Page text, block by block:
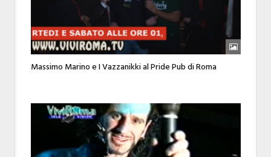
Massimo Marino e I Vazzanikki al Pride Pub di Roma